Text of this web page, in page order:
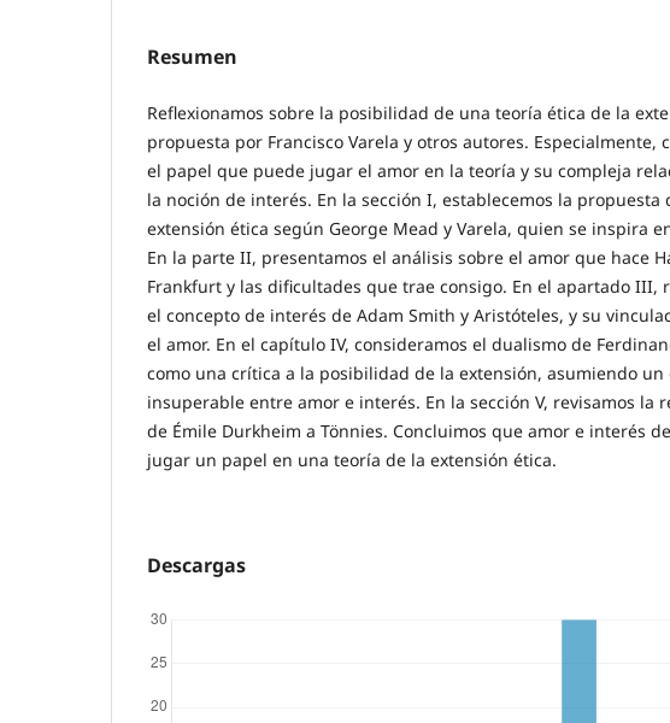
Resumen
Reflexionamos sobre la posibilidad de una teoría ética de la
propuesta por Francisco Varela y otros autores. Especialmente,
el papel que puede jugar el amor en la teoría y su compleja
la noción de interés. En la sección I, establecemos la propuesta
extensión ética según George Mead y Varela, quien se inspira
En la parte II, presentamos el análisis sobre el amor que hace
Frankfurt y las dificultades que trae consigo. En el apartado III,
el concepto de interés de Adam Smith y Aristóteles, y su
el amor. En el capítulo IV, consideramos el dualismo de
como una crítica a la posibilidad de la extensión, asumiendo un
insuperable entre amor e interés. En la sección V, revisamos la
de Émile Durkheim a Tönnies. Concluimos que amor e interés
jugar un papel en una teoría de la extensión ética.
Descargas